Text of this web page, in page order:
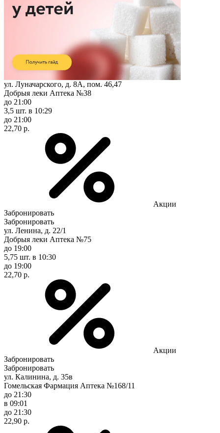
ул. Луначарского, д. 8А, пом. 46,47
Добрыя леки Аптека №38
до 21:00
3,5 шт. в 10:29
до 21:00
22,70 р.
Акции
Забронировать
Забронировать
ул. Ленина, д. 22/1
Добрыя леки Аптека №75
до 19:00
5,75 шт. в 10:30
до 19:00
22,70 р.
Акции
Забронировать
Забронировать
ул. Калинина, д. 35в
Гомельская Фармация Аптека №168/11
до 21:30
в 09:01
до 21:30
22,90 р.